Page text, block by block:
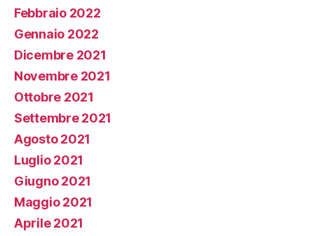
Febbraio 2022
Gennaio 2022
Dicembre 2021
Novembre 2021
Ottobre 2021
Settembre 2021
Agosto 2021
Luglio 2021
Giugno 2021
Maggio 2021
Aprile 2021